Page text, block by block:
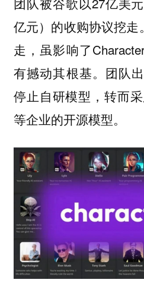
亿元）的收购协议挖走
走，虽影响了
有撼动其根基。团队
停止自研模型，转而
等企业的开源模型。